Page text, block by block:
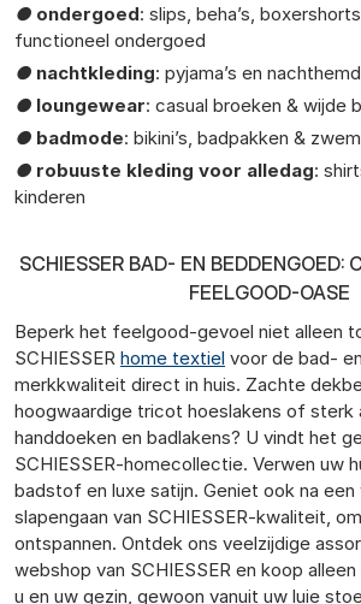
● ondergoed: slips, beha’s,
functioneel ondergoed
● nachtkleding: pyjama’s en
● loungewear: casual broeken & wijde
● badmode: bikini’s, badpakken &
● robuuste kleding voor alledag:
kinderen
SCHIESSER BAD- EN BEDDENGOED:
FEELGOOD-OASE
Beperk het feelgood-gevoel niet alleen
SCHIESSER home textiel voor de bad-
merkkwaliteit direct in huis. Zachte
hoogwaardige tricot hoeslakens of sterk
handdoeken en badlakens? U vindt het
SCHIESSER-homecollectie. Verwen uw
badstof en luxe satijn. Geniet ook na
slapengaan van SCHIESSER-kwaliteit,
ontspannen. Ontdek ons veelzijdige
webshop van SCHIESSER en koop
u en uw gezin, gewoon vanuit uw luie